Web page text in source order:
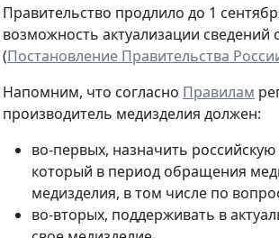
Правительство продлило до 1
возможность актуализации
(Постановление Правительства
Напомним, что согласно Правилам
производитель медизделия должен:
во-первых, назначить
который в период обращения
медизделия, в том числе по
во-вторых, поддерживать в